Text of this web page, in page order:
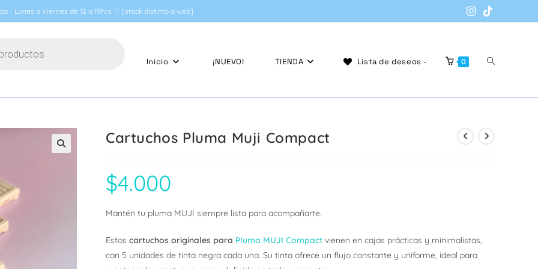
- Lunes a Viernes de 12 a 19hrs ♡ [stock distinto a web]
Inicio ¡NUEVO! TIENDA Lista de deseos - 0 Alternar
Cartuchos Pluma Muji Compact
$4.000
Mantén tu pluma MUJI siempre lista para acompañarte.
Estos cartuchos originales para Pluma MUJI Compact vienen en cajas prácticas y minimalistas,
con 5 unidades de tinta negra cada una. Su tinta ofrece un flujo constante y uniforme, ideal para